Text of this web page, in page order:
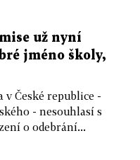
už nyní
jméno školy,
v České republice -
- nesouhlasí s
o odebrání...